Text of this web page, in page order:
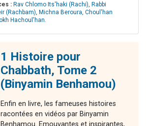
: Rav Chlomo Its'haki (Rachi), Rabbi
(Rachbam), Michna Beroura, Choul'han
Hachoul'han.
1 Histoire pour
Chabbath, Tome 2
(Binyamin Benhamou)
Enfin en livre, les fameuses histoires
racontées en vidéos par Binyamin